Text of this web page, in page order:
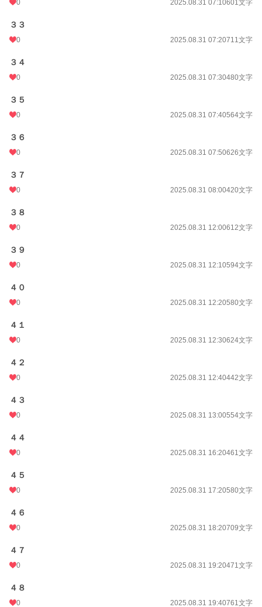
0 2025.08.31 07:10601文字
３３
0 2025.08.31 07:20711文字
３４
0 2025.08.31 07:30480文字
３５
0 2025.08.31 07:40564文字
３６
0 2025.08.31 07:50626文字
３７
0 2025.08.31 08:00420文字
３８
0 2025.08.31 12:00612文字
３９
0 2025.08.31 12:10594文字
４０
0 2025.08.31 12:20580文字
４１
0 2025.08.31 12:30624文字
４２
0 2025.08.31 12:40442文字
４３
0 2025.08.31 13:00554文字
４４
0 2025.08.31 16:20461文字
４５
0 2025.08.31 17:20580文字
４６
0 2025.08.31 18:20709文字
４７
0 2025.08.31 19:20471文字
４８
0 2025.08.31 19:40761文字